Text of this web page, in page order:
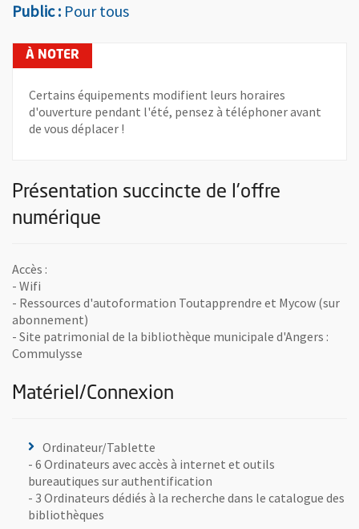
Public : Pour tous
Certains équipements modifient leurs horaires
d'ouverture pendant l'été, pensez à téléphoner avant
de vous déplacer !
Présentation succincte de l'offre
numérique
Accès :
- Wifi
- Ressources d'autoformation Toutapprendre et Mycow (sur
abonnement)
- Site patrimonial de la bibliothèque municipale d'Angers :
Commulysse
Matériel/Connexion
Ordinateur/Tablette
- 6 Ordinateurs avec accès à internet et outils
bureautiques sur authentification
- 3 Ordinateurs dédiés à la recherche dans le catalogue des
bibliothèques